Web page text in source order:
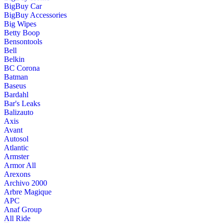
BigBuy Car
BigBuy Accessories
Big Wipes
Betty Boop
Bensontools
Bell
Belkin
BC Corona
Batman
Baseus
Bardahl
Bar's Leaks
Balizauto
Axis
Avant
Autosol
Atlantic
Armster
Armor All
Arexons
Archivo 2000
Arbre Magique
APC
Anaf Group
All Ride